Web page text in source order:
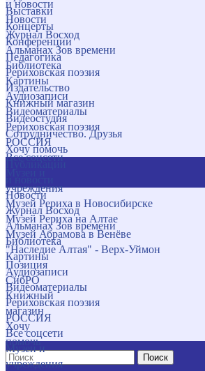
и новости
Новости
Журнал Восход
Альманах Зов времени
Библиотека
Картины
Аудиозаписи
Видеоматериалы
Рериховская поэзия
РОССИЯ
Все соцсети
учреждения
Музей Рериха в Новосибирске
Музей Рериха на Алтае
Музей Абрамова в Венёве
"Наследие Алтая" - Верх-Уймон
Позиция
СибРО
Книжный
магазин
Хочу
помочь
Поиск
Выставки
Концерты
Конференции
Педагогика
Рериховская поэзия
Издательство
Книжный магазин
Видеостудия
Сотрудничество. Друзья
Хочу помочь
Новости
Журнал Восход
Альманах Зов времени
Библиотека
Картины
Аудиозаписи
Видеоматериалы
Рериховская поэзия
РОССИЯ
Все соцсети
Музеи и
учреждения